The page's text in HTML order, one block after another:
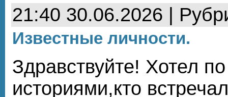
21:40 30.06.2026 |
Известные личности.
Здравствуйте! Хотел
историями,кто